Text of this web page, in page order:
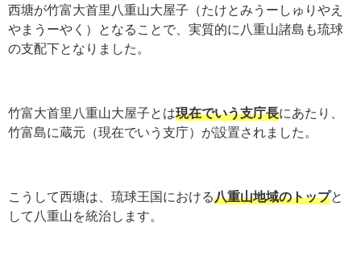
西塘が竹富大首里八重山大屋子 （たけとみうーしゅりやえ
やまうーやく） となることで、実質的に八重山諸島も琉球
の支配下となりました。
竹富大首里八重山大屋子とは現在でいう支庁長にあたり、
竹富島に蔵元（現在でいう支庁）が設置されました。
こうして西塘は、 琉球王国における八重山地域のトップと
して八重山を統治します。